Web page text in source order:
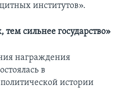
институтов».
тем сильнее государство»
награждения
в
истории